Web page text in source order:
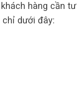
khách hàng cần tư
dưới đây: